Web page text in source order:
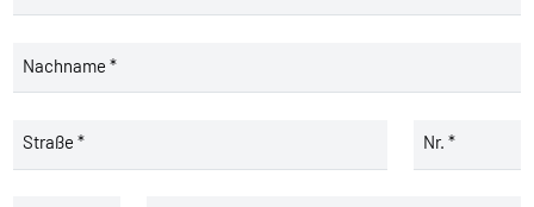
Nachname *
Straße * Nr. *